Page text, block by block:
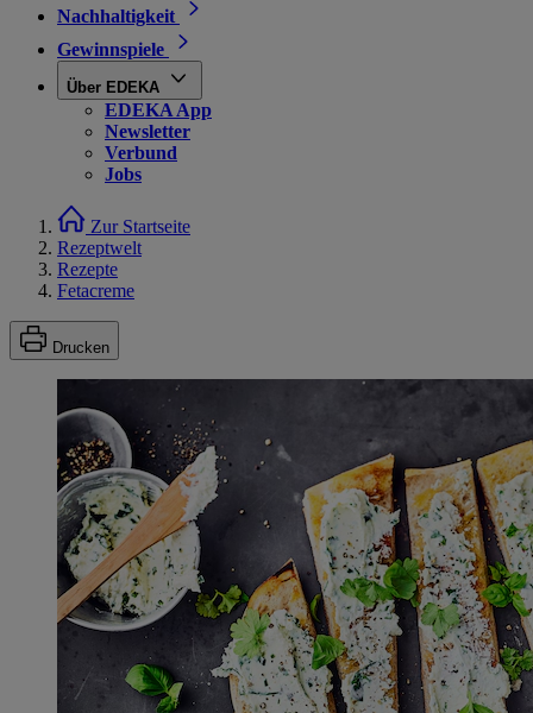
Nachhaltigkeit
Gewinnspiele
Über EDEKA
EDEKA App
Newsletter
Verbund
Jobs
Zur Startseite
Rezeptwelt
Rezepte
Fetacreme
Drucken